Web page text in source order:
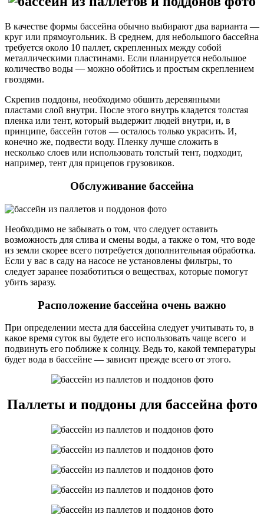
В качестве формы бассейна обычно выбирают два варианта —
круг или прямоугольник. В среднем, для небольшого бассейна
требуется около 10 паллет, скрепленных между собой
металлическими пластинами. Если планируется небольшое
количество воды — можно обойтись и простым скреплением
гвоздями.
Скрепив поддоны, необходимо обшить деревянными
пластами слой внутри. После этого внутрь кладется толстая
пленка или тент, который выдержит людей внутри, и, в
принципе, бассейн готов — осталось только украсить. И,
конечно же, подвести воду. Пленку лучше сложить в
несколько слоев или использовать толстый тент, подходит,
например, тент для прицепов грузовиков.
Обслуживание бассейна
Необходимо не забывать о том, что следует оставить
возможность для слива и смены воды, а также о том, что воде
из земли скорее всего потребуется дополнительная обработка.
Если у вас в саду на насосе не установлены фильтры, то
следует заранее позаботиться о веществах, которые помогут
убить заразу.
Расположение бассейна очень важно
При определении места для бассейна следует учитывать то, в
какое время суток вы будете его использовать чаще всего и
подвинуть его поближе к солнцу. Ведь то, какой температуры
будет вода в бассейне — зависит прежде всего от этого.
Паллеты и поддоны для бассейна фото